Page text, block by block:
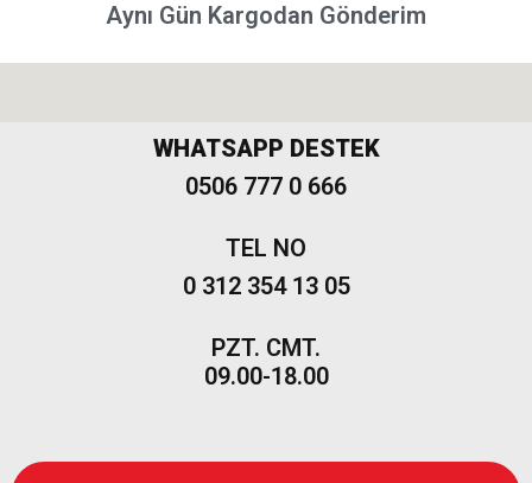
EgeaAynı Gün Kargodan Gönderim
WHATSAPP DESTEK
0506 777 0 666
TEL NO
0 312 354 13 05
PZT. CMT.
09.00-18.00